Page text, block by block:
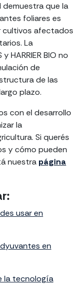
que la
foliares es
cultivos afectados
La
HARRIER BIO no
de
de las
plazo.
con el desarrollo
la
Si querés
y cómo pueden
nuestra página
usar en
en
la tecnología